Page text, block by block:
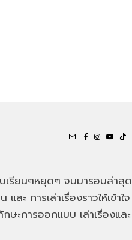
เรียนๆหยุดๆ จนมารอบล่าสุด
ละ การเล่าเรื่องราวให้เข้าใจ
ะการออกแบบ เล่าเรื่องและ